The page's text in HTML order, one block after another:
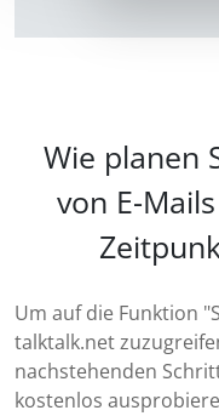
Wie planen
von E-
Um auf die Funktion
talktalk.net
nachstehenden
kostenlos